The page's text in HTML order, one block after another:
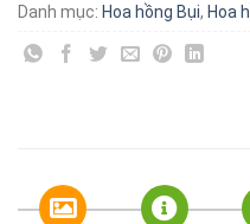
Danh mục: Hoa hồng Bụi, Hoa